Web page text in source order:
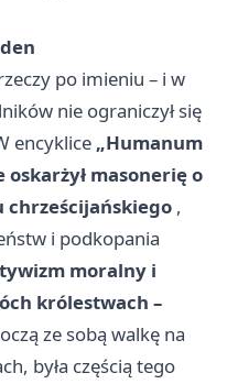
po imieniu – i w
nie ograniczył się
encyklice „Humanum
masonerię o
chrześcijańskiego ,
i podkopania
moralny i
królestwach –
ze sobą walkę na
była częścią tego